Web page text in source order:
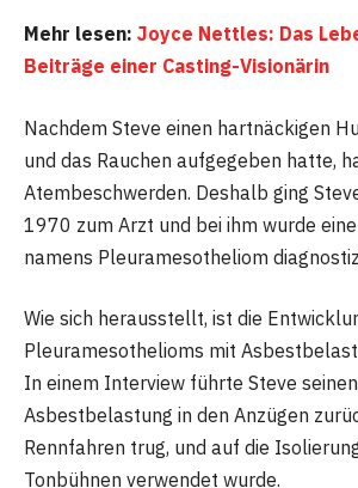
Mehr lesen: Joyce Nettles: Das
Beiträge einer Casting-Visionärin
Nachdem Steve einen hartnäckigen
und das Rauchen aufgegeben hatte,
Atembeschwerden. Deshalb ging
1970 zum Arzt und bei ihm wurde
namens Pleuramesotheliom
Wie sich herausstellt, ist die
Pleuramesothelioms mit
In einem Interview führte Steve
Asbestbelastung in den Anzügen
Rennfahren trug, und auf die
Tonbühnen verwendet wurde.